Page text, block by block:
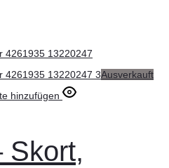
Ausverkauft
hinzufügen
Skort,